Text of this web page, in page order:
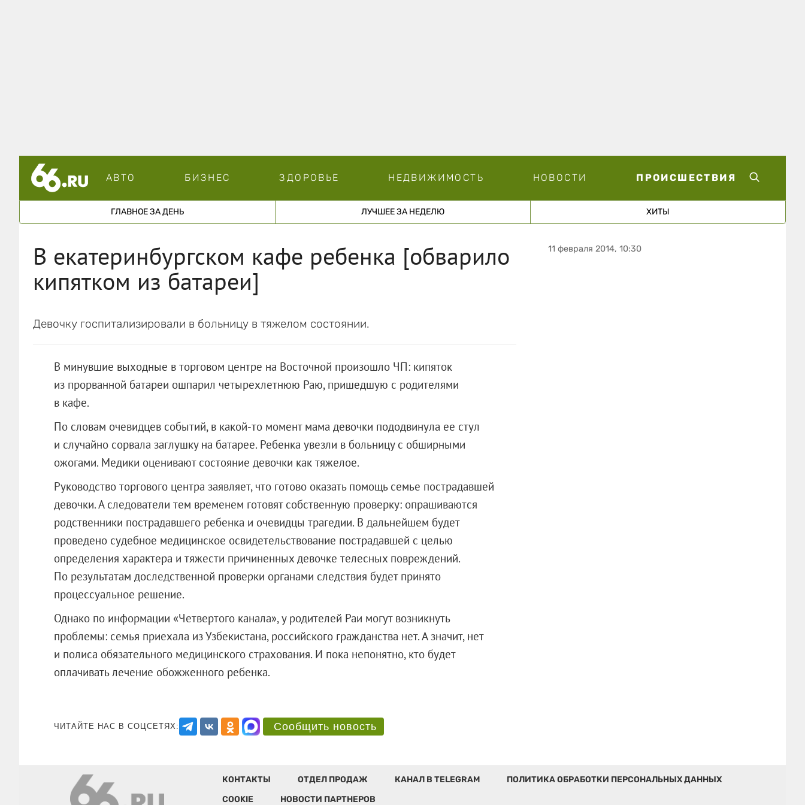
АВТО БИЗНЕС ЗДОРОВЬЕ НЕДВИЖИМОСТЬ НОВОСТИ ПРОИСШЕСТВИЯ
ГЛАВНОЕ ЗА ДЕНЬ ЛУЧШЕЕ ЗА НЕДЕЛЮ ХИТЫ
В екатеринбургском кафе ребенка [обварило
кипятком из батареи]
Девочку госпитализировали в больницу в тяжелом состоянии.
В минувшие выходные в торговом центре на Восточной произошло ЧП: кипяток
из прорванной батареи ошпарил четырехлетнюю Раю, пришедшую с родителями
в кафе.
По словам очевидцев событий, в какой-то момент мама девочки пододвинула ее стул
и случайно сорвала заглушку на батарее. Ребенка увезли в больницу с обширными
ожогами. Медики оценивают состояние девочки как тяжелое.
Руководство торгового центра заявляет, что готово оказать помощь семье пострадавшей
девочки. А следователи тем временем готовят собственную проверку: опрашиваются
родственники пострадавшего ребенка и очевидцы трагедии. В дальнейшем будет
проведено судебное медицинское освидетельствование пострадавшей с целью
определения характера и тяжести причиненных девочке телесных повреждений.
По результатам доследственной проверки органами следствия будет принято
процессуальное решение.
Однако по информации «Четвертого канала», у родителей Раи могут возникнуть
проблемы: семья приехала из Узбекистана, российского гражданства нет. А значит, нет
и полиса обязательного медицинского страхования. И пока непонятно, кто будет
оплачивать лечение обожженного ребенка.
ЧИТАЙТЕ НАС В СОЦСЕТЯХ: Сообщить новость
11 февраля 2014, 10:30
КОНТАКТЫ ОТДЕЛ ПРОДАЖ КАНАЛ В TELEGRAM
ПОЛИТИКА ОБРАБОТКИ ПЕРСОНАЛЬНЫХ ДАННЫХ
COOKIE
НОВОСТИ ПАРТНЕРОВ